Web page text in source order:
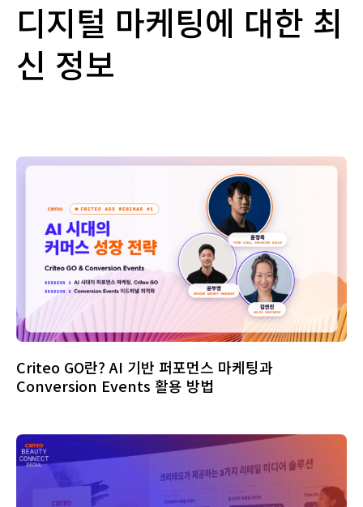
디지털 마케팅에 대한 최
신 정보
Criteo GO란? AI 기반 퍼포먼스 마케팅과
Conversion Events 활용 방법